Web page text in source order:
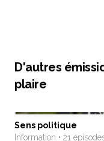
D'autres
plaire
Sens politique
Information • 21